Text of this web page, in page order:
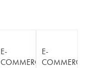
E-
COMMERCE
E-
COMMERCE